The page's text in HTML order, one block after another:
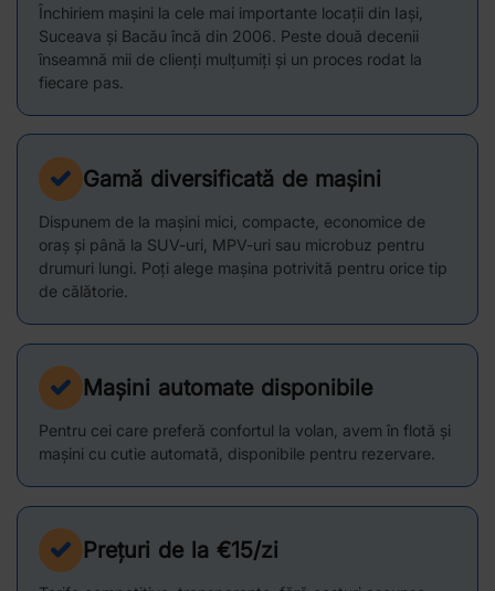
Închiriem mașini la cele mai importante locații din Iași,
Suceava și Bacău încă din 2006. Peste două decenii
înseamnă mii de clienți mulțumiți și un proces rodat la
fiecare pas.
Gamă diversificată de mașini
Dispunem de la mașini mici, compacte, economice de
oraș și până la SUV-uri, MPV-uri sau microbuz pentru
drumuri lungi. Poți alege mașina potrivită pentru orice tip
de călătorie.
Mașini automate disponibile
Pentru cei care preferă confortul la volan, avem în flotă și
mașini cu cutie automată, disponibile pentru rezervare.
Prețuri de la €15/zi